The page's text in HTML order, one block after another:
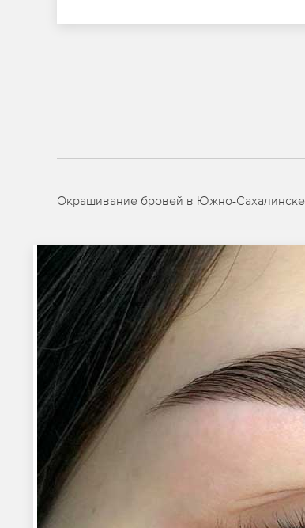
Окрашивание бровей в Южно-Сахалинске